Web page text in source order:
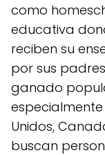
como
educativa
reciben su
por sus
ganado
Unidos,
buscan